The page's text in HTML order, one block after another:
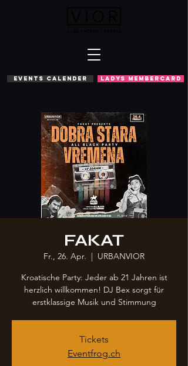
EVENTS CALENDER LADYS MEMBERCARD
FAKAT
Fr., 26. Apr.
  |
URBANVIOR
Kroatische Party: Jeder ab 21 Jahren ist
herzlich willkommen! DJ Bex sorgt für
erstklassige Musik und Stimmung
Tickets
Eventfrog.ch